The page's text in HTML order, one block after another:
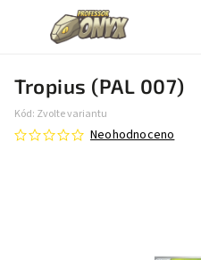
Tropius (PAL 007)
Kód: Zvolte variantu
Neohodnoceno